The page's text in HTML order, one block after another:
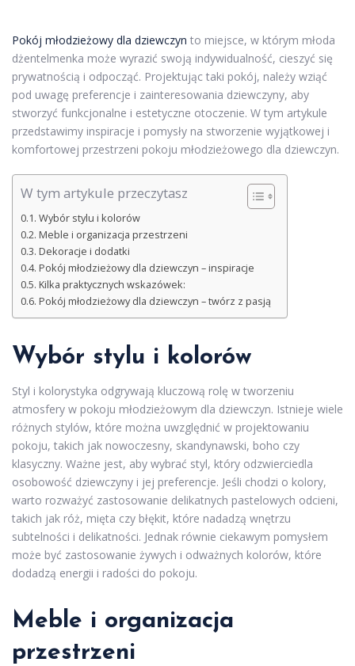
Pokój młodzieżowy dla dziewczyn to miejsce, w którym młoda
dżentelmenka może wyrazić swoją indywidualność, cieszyć się
prywatnością i odpocząć. Projektując taki pokój, należy wziąć
pod uwagę preferencje i zainteresowania dziewczyny, aby
stworzyć funkcjonalne i estetyczne otoczenie. W tym artykule
przedstawimy inspiracje i pomysły na stworzenie wyjątkowej i
komfortowej przestrzeni pokoju młodzieżowego dla dziewczyn.
W tym artykule przeczytasz
Wybór stylu i kolorów
Meble i organizacja przestrzeni
Dekoracje i dodatki
Pokój młodzieżowy dla dziewczyn – inspiracje
Kilka praktycznych wskazówek:
Pokój młodzieżowy dla dziewczyn – twórz z pasją
Wybór stylu i kolorów
Styl i kolorystyka odgrywają kluczową rolę w tworzeniu
atmosfery w pokoju młodzieżowym dla dziewczyn. Istnieje wiele
różnych stylów, które można uwzględnić w projektowaniu
pokoju, takich jak nowoczesny, skandynawski, boho czy
klasyczny. Ważne jest, aby wybrać styl, który odzwierciedla
osobowość dziewczyny i jej preferencje. Jeśli chodzi o kolory,
warto rozważyć zastosowanie delikatnych pastelowych odcieni,
takich jak róż, mięta czy błękit, które nadadzą wnętrzu
subtelności i delikatności. Jednak równie ciekawym pomysłem
może być zastosowanie żywych i odważnych kolorów, które
dodadzą energii i radości do pokoju.
Meble i organizacja
przestrzeni